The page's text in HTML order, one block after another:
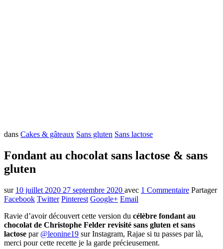
dans Cakes & gâteaux Sans gluten Sans lactose
Fondant au chocolat sans lactose & sans
gluten
sur 10 juillet 2020 27 septembre 2020 avec 1 Commentaire Partager
Facebook Twitter Pinterest Google+ Email
Ravie d’avoir découvert cette version du célèbre fondant au
chocolat de Christophe Felder revisité sans gluten et sans
lactose par @leonine19 sur Instagram, Rajae si tu passes par là,
merci pour cette recette je la garde précieusement.